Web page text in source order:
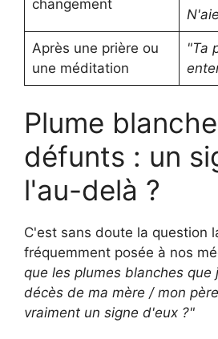
changement
Après une prière ou
une méditation
"Ta
Plume
défunts : un
l'au-delà ?
C'est sans doute la question
fréquemment posée à nos
que les plumes blanches que
décès de ma mère / mon
vraiment un signe d'eux ?"